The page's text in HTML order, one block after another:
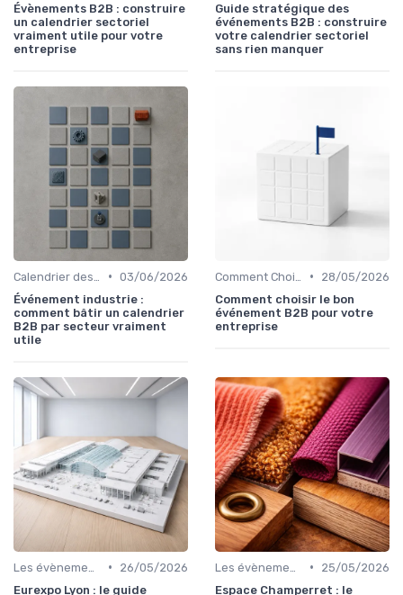
Évènements B2B : construire
un calendrier sectoriel
vraiment utile pour votre
entreprise
Guide stratégique des
événements B2B : construire
votre calendrier sectoriel
sans rien manquer
• 03/06/2026
Événement industrie :
comment bâtir un calendrier
B2B par secteur vraiment
utile
•
28/05/2026
Comment choisir le bon
événement B2B pour votre
entreprise
•
26/05/2026
Eurexpo Lyon : le guide
•
25/05/2026
Espace Champerret : le